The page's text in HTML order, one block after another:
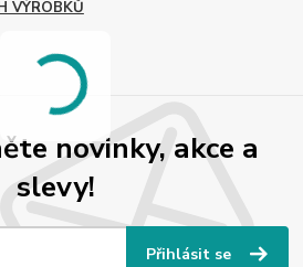
VÝROBKŮ
novinky, akce a
slevy!
Přihlásit se